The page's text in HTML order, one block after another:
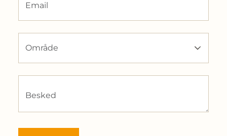
Email
Område
Besked